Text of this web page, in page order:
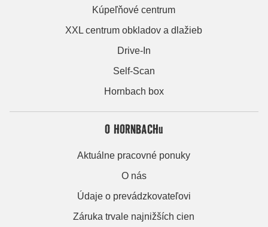
Kúpeľňové centrum
XXL centrum obkladov a dlažieb
Drive-In
Self-Scan
Hornbach box
O HORNBACHu
Aktuálne pracovné ponuky
O nás
Údaje o prevádzkovateľovi
Záruka trvale najnižších cien